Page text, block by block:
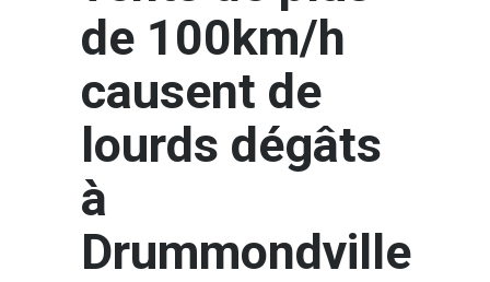
de 100km/h
causent de
lourds dégâts
à
Drummondville